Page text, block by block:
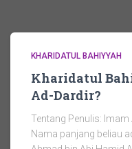
KHARIDATUL BAHIYYAH
Kharidatul
Ad-Dardir?
Tentang Penulis:
Nama panjang beliau